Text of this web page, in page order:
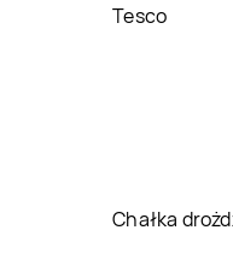
Tesco
Chałka